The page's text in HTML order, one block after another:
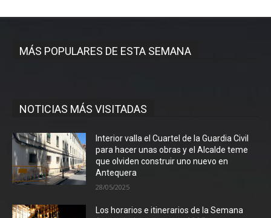
MÁS POPULARES DE ESTA SEMANA
NOTICIAS MÁS VISITADAS
Interior valla el Cuartel de la Guardia Civil
para hacer unas obras y el Alcalde teme
que olviden construir uno nuevo en
Antequera
28/05/2025
Los horarios e itinerarios de la Semana